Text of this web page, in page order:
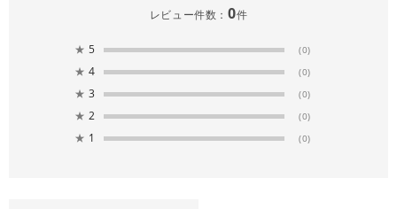
レビュー件数： 0件
★ 5 (0)
★ 4 (0)
★ 3 (0)
★ 2 (0)
★ 1 (0)